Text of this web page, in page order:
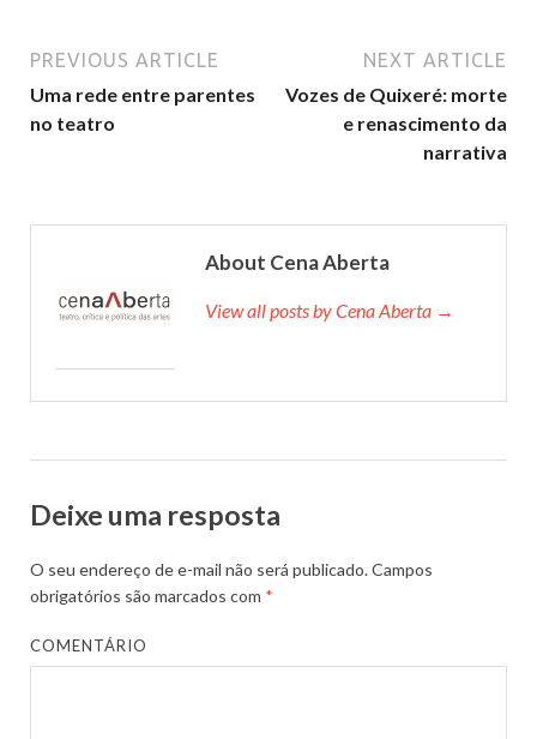
PREVIOUS ARTICLE
Uma rede entre parentes
no teatro
NEXT ARTICLE
Vozes de Quixeré: morte
e renascimento da
narrativa
About Cena Aberta
View all posts by Cena Aberta →
Deixe uma resposta
O seu endereço de e-mail não será publicado.Campos
obrigatórios são marcados com *
COMENTÁRIO